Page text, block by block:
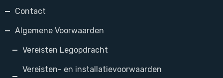
Contact
Algemene Voorwaarden
Vereisten Legopdracht
Vereisten- en installatievoorwaarden